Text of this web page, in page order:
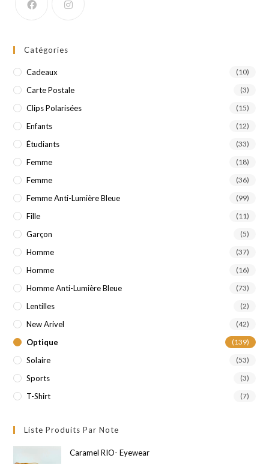
Catégories
Cadeaux (10)
Carte Postale (3)
Clips Polarisées (15)
Enfants (12)
Étudiants (33)
Femme (18)
Femme (36)
Femme Anti-Lumière Bleue (99)
Fille (11)
Garçon (5)
Homme (37)
Homme (16)
Homme Anti-Lumière Bleue (73)
Lentilles (2)
New Arivel (42)
Optique (139)
Solaire (53)
Sports (3)
T-Shirt (7)
Liste Produits Par Note
Caramel RIO- Eyewear